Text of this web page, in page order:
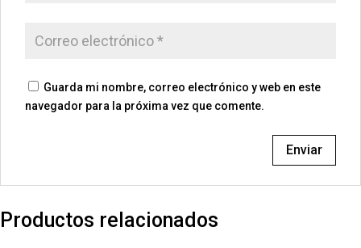
Guarda mi nombre, correo electrónico y web en este
navegador para la próxima vez que comente.
Productos relacionados